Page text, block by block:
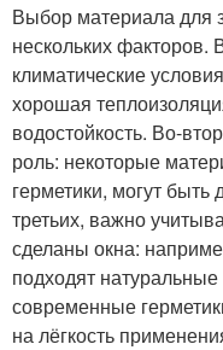
Выбор материала для
нескольких
климатические
хорошая
водостойкость. Во-
роль: некоторые
герметики, могут
третьих, важно
сделаны окна:
подходят
современные
на лёгкость